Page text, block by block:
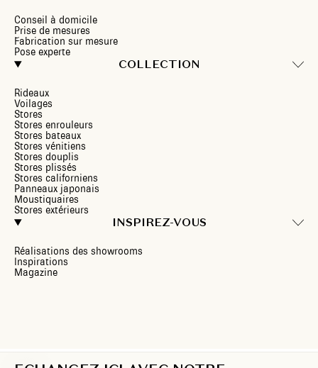
Conseil à domicile
Prise de mesures
Fabrication sur mesure
Pose experte
COLLECTION
Rideaux
Voilages
Stores
Stores enrouleurs
Stores bateaux
Stores vénitiens
Stores douplis
Stores plissés
Stores californiens
Panneaux japonais
Moustiquaires
Stores extérieurs
INSPIREZ-VOUS
Réalisations des showrooms
Inspirations
Magazine